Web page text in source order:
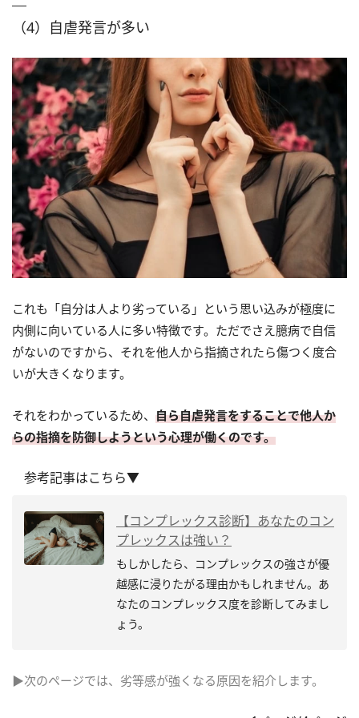
（4）自虐発言が多い
これも「自分は人より劣っている」という思い込みが極度に
内側に向いている人に多い特徴です。ただでさえ臆病で自信
がないのですから、それを他人から指摘されたら傷つく度合
いが大きくなります。
それをわかっているため、 自ら自虐発言をすることで他人か
らの指摘を防御しようという心理が働くのです。
参考記事はこちら▼
【コンプレックス診断】あなたのコン
プレックスは強い？
もしかしたら、コンプレックスの強さが優
越感に浸りたがる理由かもしれません。あ
なたのコンプレックス度を診断してみまし
ょう。
▶次のページでは、劣等感が強くなる原因を紹介します。